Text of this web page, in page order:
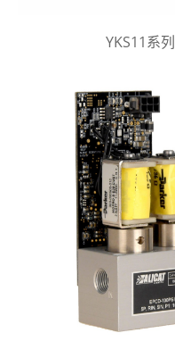
YKS11系列